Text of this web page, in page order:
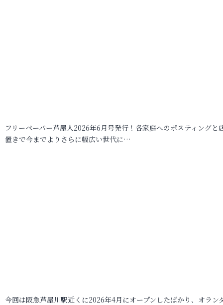
フリーペーパー芦屋人2026年6月号発行！各家庭へのポスティングと
置きで今までよりさらに幅広い世代に…
今回は阪急芦屋川駅近くに2026年4月にオープンしたばかり、オラン